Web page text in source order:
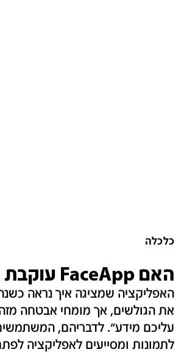
כלכלה
האם FaceApp עוקבת אחרינו?
האפליקציה שמציגה איך נראה
את הגולשים, אך מומחי אבטחה
עליכם מידע". לדבריהם,
לתמונות ומסייעים לאפליקציה